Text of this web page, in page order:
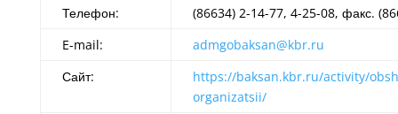
Телефон:
(86634) 2-14-77, 4-25-08, факс.
E-mail:
admgobaksan@kbr.ru
Сайт:
https://baksan.kbr.ru/activity/
organizatsii/